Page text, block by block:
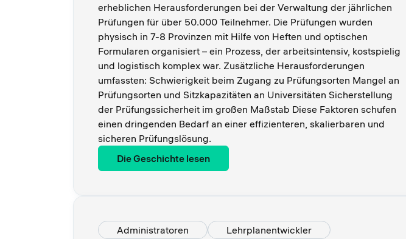
erheblichen Herausforderungen bei der Verwaltung der jährlichen
Prüfungen für über 50.000 Teilnehmer. Die Prüfungen wurden
physisch in 7-8 Provinzen mit Hilfe von Heften und optischen
Formularen organisiert – ein Prozess, der arbeitsintensiv, kostspielig
und logistisch komplex war. Zusätzliche Herausforderungen
umfassten: Schwierigkeit beim Zugang zu Prüfungsorten Mangel an
Prüfungsorten und Sitzkapazitäten an Universitäten Sicherstellung
der Prüfungssicherheit im großen Maßstab Diese Faktoren schufen
einen dringenden Bedarf an einer effizienteren, skalierbaren und
sicheren Prüfungslösung.
Die Geschichte lesen
Administratoren Lehrplanentwickler